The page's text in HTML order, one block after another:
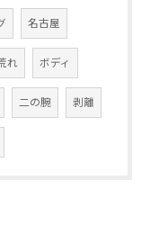
名古屋
れ ボディ
二の腕 剥離